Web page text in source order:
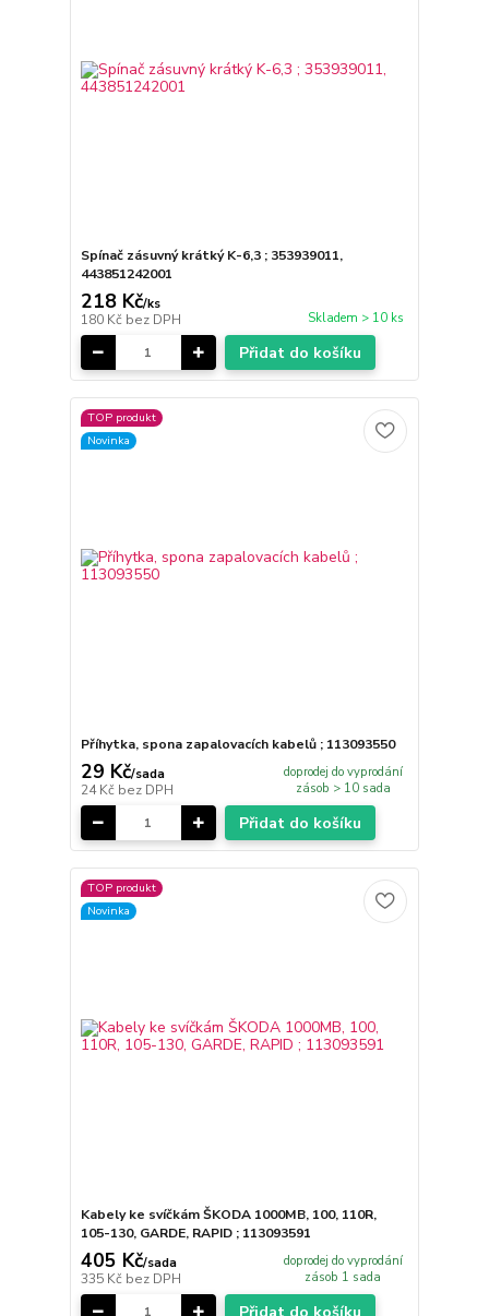
Spínač zásuvný krátký K-6,3 ; 353939011,
443851242001
218 Kč/ks
180 Kč bez DPH Skladem > 10 ks
Přidat do košíku
TOP produkt
Novinka
Příhytka, spona zapalovacích kabelů ; 113093550
29 Kč/sada
24 Kč bez DPH
doprodej do vyprodání
zásob > 10 sada
Přidat do košíku
TOP produkt
Novinka
Kabely ke svíčkám ŠKODA 1000MB, 100, 110R,
105-130, GARDE, RAPID ; 113093591
405 Kč/sada
335 Kč bez DPH
doprodej do vyprodání
zásob 1 sada